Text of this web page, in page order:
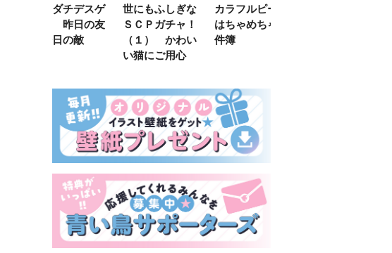
トモダチデスゲ
ーム 昨日の友
は今日の敵
世にもふしぎな
ＳＣＰガチャ！
（１） かわい
い猫にご用心
カラフルピーチ
はちゃめちゃ事
件簿